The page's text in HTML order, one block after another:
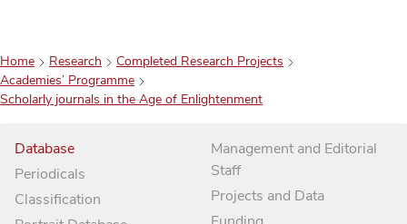
Home Research
Completed Research Projects
Academies’ Programme
Scholarly journals in the Age of Enlightenment
Database
Periodicals
Classification
Management and Editorial
Staff
Projects and Data